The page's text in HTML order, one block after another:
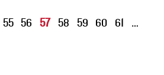
55 56 57 58 59 60 61 …